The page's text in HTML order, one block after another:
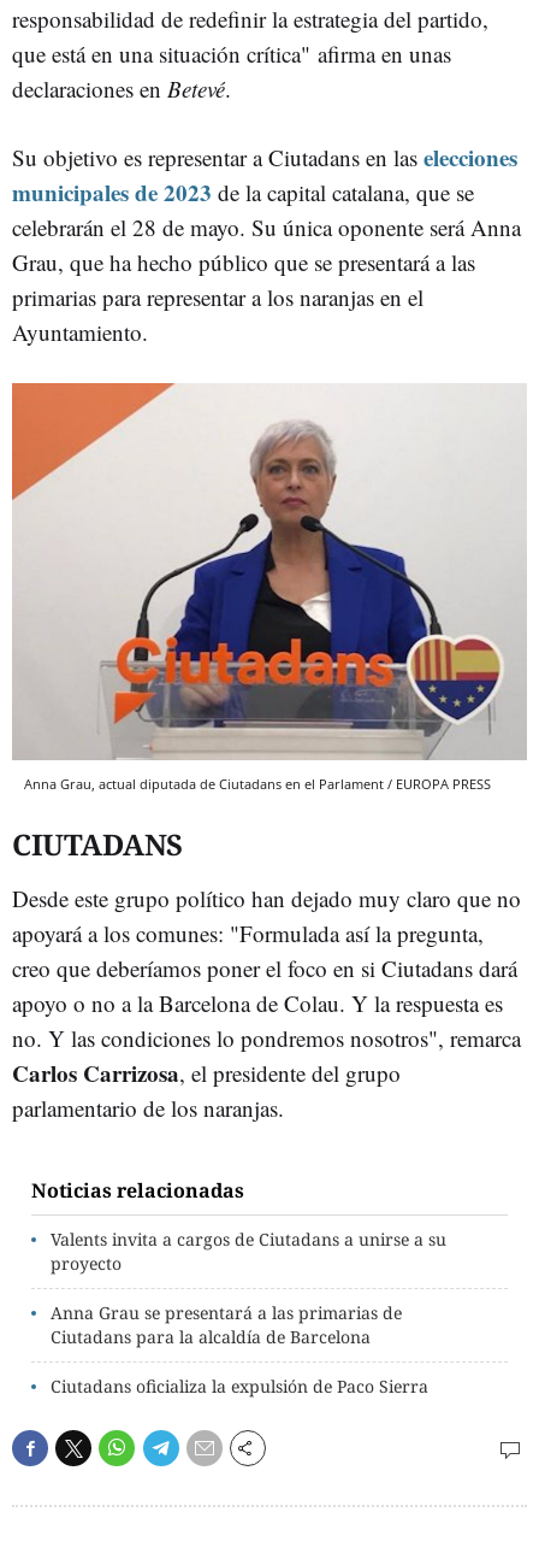
responsabilidad de redefinir la estrategia del partido,
que está en una situación crítica" afirma en unas
declaraciones en Betevé.
Su objetivo es representar a Ciutadans en las elecciones
municipales de 2023 de la capital catalana, que se
celebrarán el 28 de mayo. Su única oponente será Anna
Grau, que ha hecho público que se presentará a las
primarias para representar a los naranjas en el
Ayuntamiento.
Anna Grau, actual diputada de Ciutadans en el Parlament / EUROPA PRESS
CIUTADANS
Desde este grupo político han dejado muy claro que no
apoyará a los comunes: "Formulada así la pregunta,
creo que deberíamos poner el foco en si Ciutadans dará
apoyo o no a la Barcelona de Colau. Y la respuesta es
no. Y las condiciones lo pondremos nosotros", remarca
Carlos Carrizosa, el presidente del grupo
parlamentario de los naranjas.
Noticias relacionadas
Valents invita a cargos de Ciutadans a unirse a su
proyecto
Anna Grau se presentará a las primarias de
Ciutadans para la alcaldía de Barcelona
Ciutadans oficializa la expulsión de Paco Sierra